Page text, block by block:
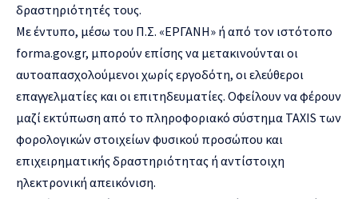
δραστηριότητές τους.
Με έντυπο, μέσω του Π.Σ. «ΕΡΓΑΝΗ» ή από τον ιστότοπο
forma.gov.gr, μπορούν επίσης να μετακινούνται οι
αυτοαπασχολούμενοι χωρίς εργοδότη, οι ελεύθεροι
επαγγελματίες και οι επιτηδευματίες. Οφείλουν να φέρουν
μαζί εκτύπωση από το πληροφοριακό σύστημα TAXIS των
φορολογικών στοιχείων φυσικού προσώπου και
επιχειρηματικής δραστηριότητας ή αντίστοιχη
ηλεκτρονική απεικόνιση.